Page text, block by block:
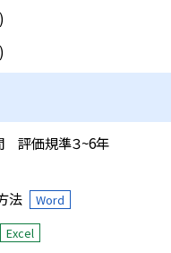
評価規準３~6年
法 Word
Excel